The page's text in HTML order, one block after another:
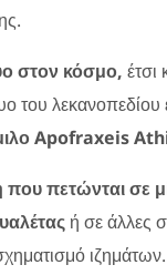
στον κόσμο, έτσι
του λεκανοπεδίου
Apofraxeis
που πετώνται σε
ή σε άλλες
ιζημάτων.